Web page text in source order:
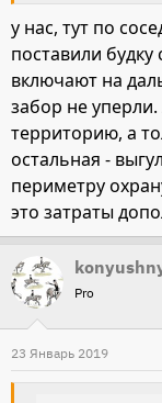
у нас, тут по
поставили
включают на
забор не
территорию, а
остальная -
периметру
это затраты
Pro
23 Январь 2019